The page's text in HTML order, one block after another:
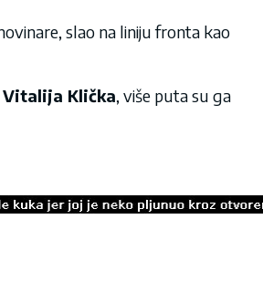
slao na liniju fronta kao
Vitalija Klička, više puta su ga